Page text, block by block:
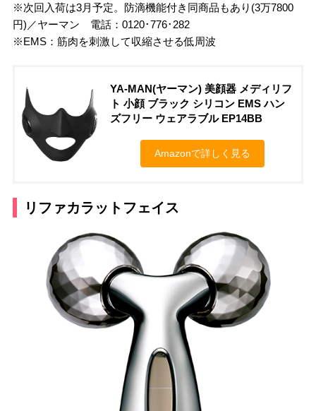
※次回入荷は3月予定。防滴機能付き同商品もあり(3万7800
円)／ヤーマン 電話：0120･776･282
※EMS：筋肉を刺激して収縮させる低周波
YA-MAN(ヤーマン) 美顔器 メディリフ
ト 小顔 ブラック シリコン EMS ハン
ズフリー ウェアラブル EP14BB
Amazonで詳しく見る
リファカラットフェイス